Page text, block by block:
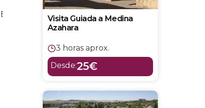
Visita Guiada a Medina
Azahara
3 horas aprox.
Desde:25€